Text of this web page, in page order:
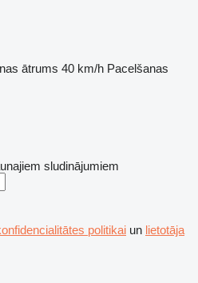
ātrums 40 km/h Pacelšanas
sludinājumiem
politikai un lietotāja